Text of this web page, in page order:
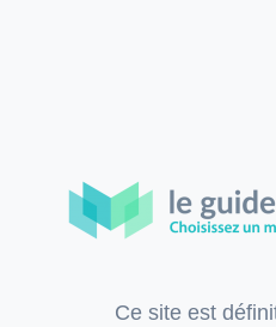
Ce site est